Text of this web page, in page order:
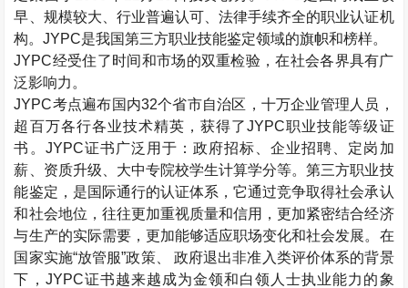
早、规模较大、行业普遍认可、法律手续齐全的职业认证机
构。JYPC是我国第三方职业技能鉴定领域的旗帜和榜样。
JYPC经受住了时间和市场的双重检验，在社会各界具有广
泛影响力。
JYPC考点遍布国内32个省市自治区，十万企业管理人员，
超百万各行各业技术精英，获得了JYPC职业技能等级证
书。JYPC证书广泛用于：政府招标、企业招聘、定岗加
薪、资质升级、大中专院校学生计算学分等。第三方职业技
能鉴定，是国际通行的认证体系，它通过竞争取得社会承认
和社会地位，往往更加重视质量和信用，更加紧密结合经济
与生产的实际需要，更加能够适应职场变化和社会发展。在
国家实施“放管服”政策、 政府退出非准入类评价体系的背景
下，JYPC证书越来越成为金领和白领人士执业能力的象